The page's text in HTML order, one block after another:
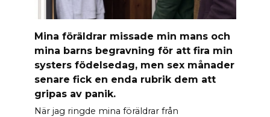
Mina föräldrar missade min mans och
mina barns begravning för att fira min
systers födelsedag, men sex månader
senare fick en enda rubrik dem att
gripas av panik.
När jag ringde mina föräldrar från